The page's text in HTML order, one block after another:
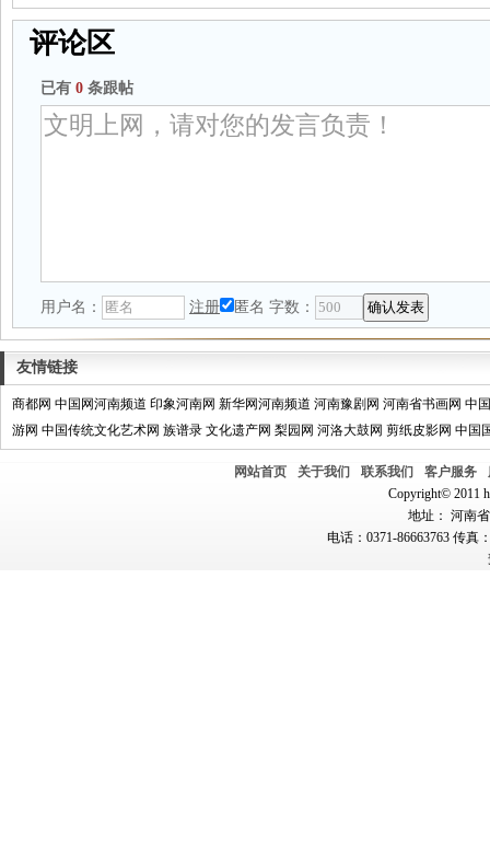
评论区
已有 0 条跟帖
用户名： 注册 匿名 字数：
友情链接
商都网 中国网河南频道 印象河南网 新华网河南频道 河南豫剧网 河南省书画网 中
游网 中国传统文化艺术网 族谱录 文化遗产网 梨园网 河洛大鼓网 剪纸皮影网 中国
网站首页 关于我们 联系我们 客户服务
Copyright© 2011
地址： 河南
电话：0371-86663763 传真